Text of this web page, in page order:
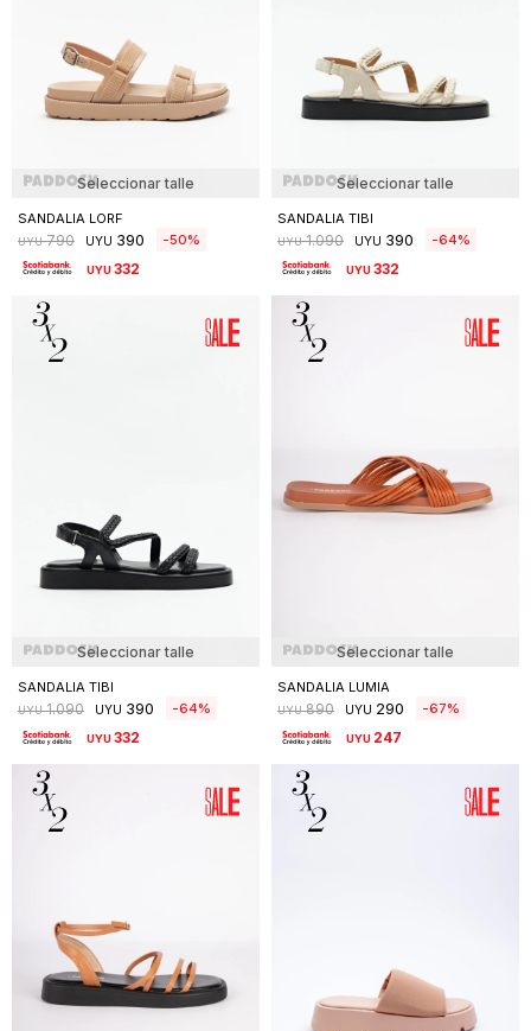
Seleccionar talle
SANDALIA LORF
UYU 790 UYU 390 50
UYU332
Seleccionar talle
SANDALIA TIBI
UYU 1.090 UYU 390 64
UYU332
Seleccionar talle
SANDALIA TIBI
UYU 1.090 UYU 390 64
UYU332
Seleccionar talle
SANDALIA LUMIA
UYU 890 UYU 290 67
UYU 247